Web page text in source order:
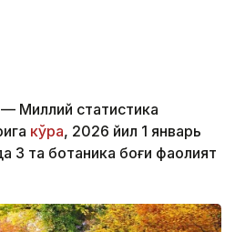
Миллий статистика
кўра, 2026 йил 1 январь
3 та ботаника боғи фаолият